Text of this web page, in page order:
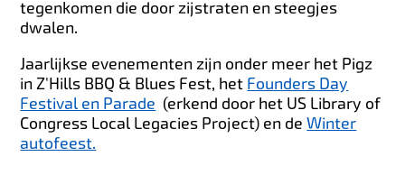
tegenkomen die door zijstraten en steegjes
dwalen.
Jaarlijkse evenementen zijn onder meer het Pigz
in Z'Hills BBQ & Blues Fest, het Founders Day
Festival en Parade (erkend door het US Library of
Congress Local Legacies Project) en deWinter
autofeest.